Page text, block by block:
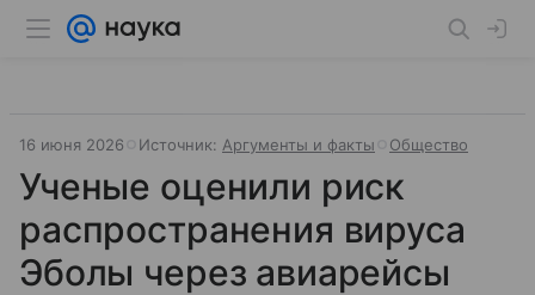
16 июня 2026 Источник: Аргументы и факты Общество
Ученые оценили риск
распространения вируса
Эболы через авиарейсы